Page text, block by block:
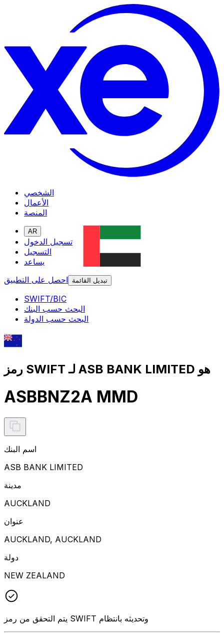
الشخصي
الأعمال
المنصة
AR
تسجيل الدخول
التسجيل
يساعد
احصل على التطبيق
تبديل القائمة
SWIFT/BIC
البحث حسب البنك
البحث حسب الدولة
رمز SWIFT لـ ASB BANK LIMITED هو
ASBBNZ2A MMD
اسم البنك
ASB BANK LIMITED
مدينة
AUCKLAND
عنوان
AUCKLAND, AUCKLAND
دولة
NEW ZEALAND
يتم التحقق من رمز SWIFT وتحديثه بانتظام